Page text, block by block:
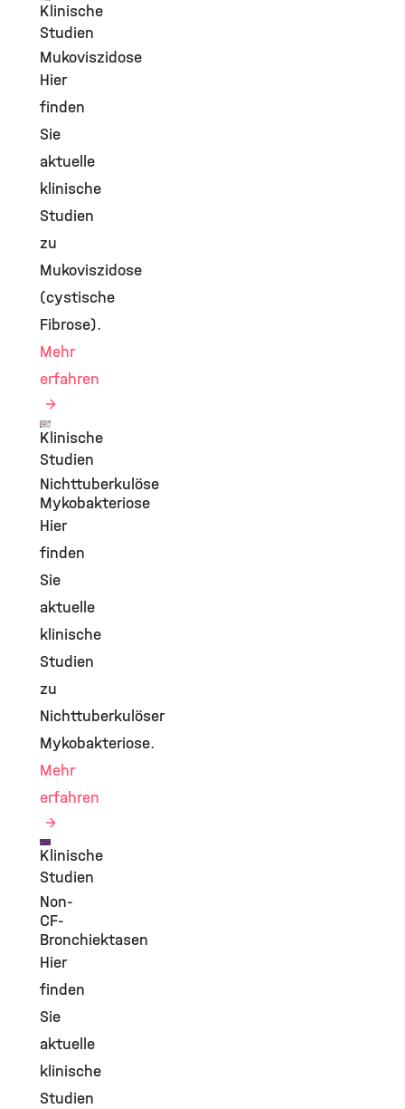
©
©
Klinische
Studien
Mukoviszidose
Hier
finden
Sie
aktuelle
klinische
Studien
zu
Mukoviszidose
(cystische
Fibrose).
Mehr
erfahren
©
Klinische
Studien
Nichttuberkulöse
Mykobakteriose
Hier
finden
Sie
aktuelle
klinische
Studien
zu
Nichttuberkulöser
Mykobakteriose.
Mehr
erfahren
Klinische
Studien
Non-
CF-
Bronchiektasen
Hier
finden
Sie
aktuelle
klinische
Studien